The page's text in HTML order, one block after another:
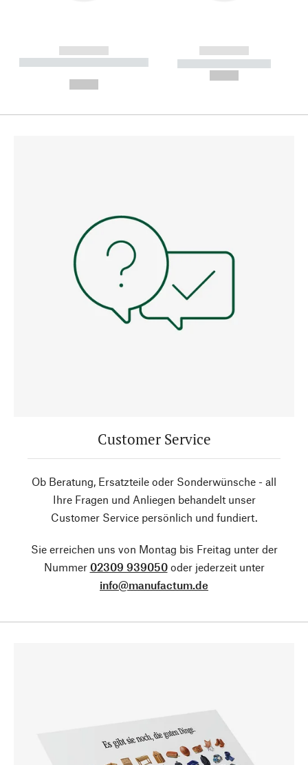
------------
----------- ----------- --------
------------
----------- -----------
Customer Service
Ob Beratung, Ersatzteile oder Sonderwünsche - all
Ihre Fragen und Anliegen behandelt unser
Customer Service persönlich und fundiert.
Sie erreichen uns von Montag bis Freitag unter der
Nummer 02309 939050oder jederzeit unter
info@manufactum.de